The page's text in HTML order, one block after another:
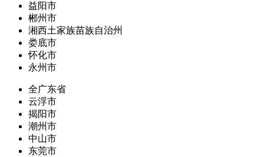
益阳市
郴州市
湘西土家族苗族自治州
娄底市
怀化市
永州市
全广东省
云浮市
揭阳市
潮州市
中山市
东莞市